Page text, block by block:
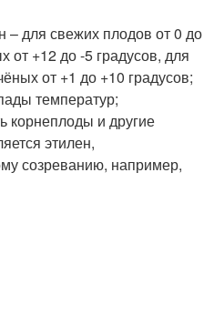
– для свежих плодов от 0 до
от +12 до -5 градусов, для
от +1 до +10 градусов;
температур;
корнеплоды и другие
этилен,
созреванию, например,